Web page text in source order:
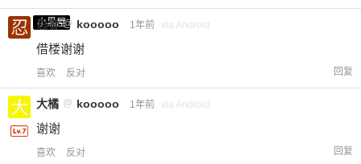
小黑屋
忍者 @ kooooo 1年前 via Android
借楼谢谢
喜欢 反对 回复
大橘 @ kooooo 1年前 via Android
谢谢
喜欢 反对 回复